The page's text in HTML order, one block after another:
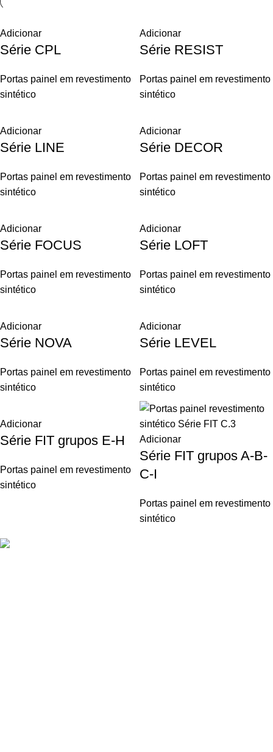
Adicionar
Série CPL
Portas painel em revestimento
sintético
Adicionar
Série RESIST
Portas painel em revestimento
sintético
Adicionar
Série LINE
Portas painel em revestimento
sintético
Adicionar
Série DECOR
Portas painel em revestimento
sintético
Adicionar
Série FOCUS
Portas painel em revestimento
sintético
Adicionar
Série LOFT
Portas painel em revestimento
sintético
Adicionar
Série NOVA
Portas painel em revestimento
sintético
Adicionar
Série LEVEL
Portas painel em revestimento
sintético
Adicionar
Série FIT grupos E-H
Portas painel em revestimento
sintético
Adicionar
Série FIT grupos A-B-
C-I
Portas painel em revestimento
sintético